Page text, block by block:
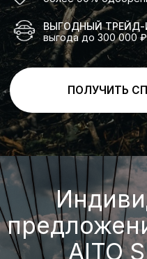
ПОЛУЧИТЬ
предложение
AITO
с выгодой до 2